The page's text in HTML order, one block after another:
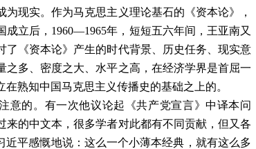
现实。作为马克思主义理论基石的《资本论》，
立后，1960—1965年，短短五六年间，王亚南又
了《资本论》产生的时代背景、历史任务、现实意
多、密度之大、水平之高，在经济学界是首屈一
熟知中国马克思主义传播史的基础之上的。
意的。有一次他议论起《共产党宣言》中译本问
的中文本，很多学者对此都有不同贡献，但又各
平感慨地说：这么一个小薄本经典，就有这么多